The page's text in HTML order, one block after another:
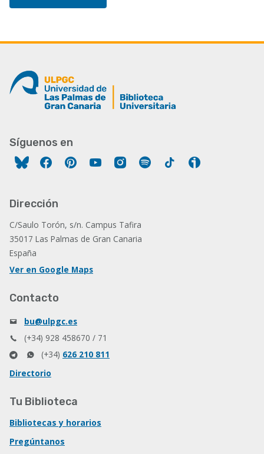
Síguenos en
FacebookPinterestYouTubeInstagram
Spotify Tiktok
Dirección
C/Saulo Torón, s/n. Campus Tafira
35017 Las Palmas de Gran Canaria
España
Ver en Google Maps
Contacto
bu@ulpgc.es
(+34) 928 458670 / 71
(+34) 626 210 811
Directorio
Tu Biblioteca
Bibliotecas y horarios
Pregúntanos